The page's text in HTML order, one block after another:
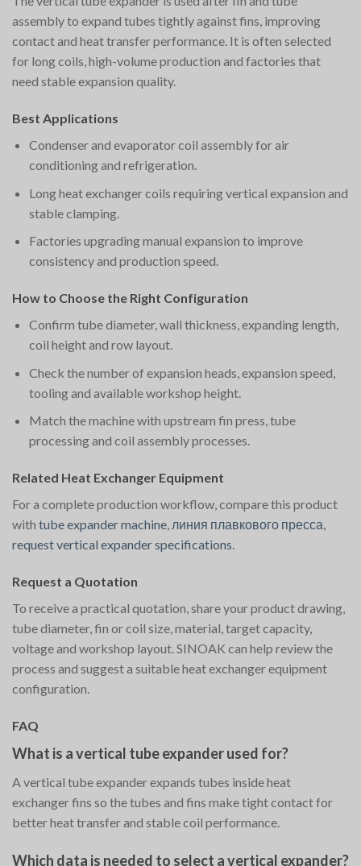
assembly to expand tubes tightly against fins, improving
contact and heat transfer performance. It is often selected
for long coils, high-volume production and factories that
need stable expansion quality.
Best Applications
Condenser and evaporator coil assembly for air
conditioning and refrigeration.
Long heat exchanger coils requiring vertical expansion and
stable clamping.
Factories upgrading manual expansion to improve
consistency and production speed.
How to Choose the Right Configuration
Confirm tube diameter, wall thickness, expanding length,
coil height and row layout.
Check the number of expansion heads, expansion speed,
tooling and available workshop height.
Match the machine with upstream fin press, tube
processing and coil assembly processes.
Related Heat Exchanger Equipment
For a complete production workflow, compare this product
with tube expander machine, линия плавкового пресса,
request vertical expander specifications.
Request a Quotation
To receive a practical quotation, share your product drawing,
tube diameter, fin or coil size, material, target capacity,
voltage and workshop layout. SINOAK can help review the
process and suggest a suitable heat exchanger equipment
configuration.
FAQ
What is a vertical tube expander used for?
A vertical tube expander expands tubes inside heat
exchanger fins so the tubes and fins make tight contact for
better heat transfer and stable coil performance.
Which data is needed to select a vertical expander?